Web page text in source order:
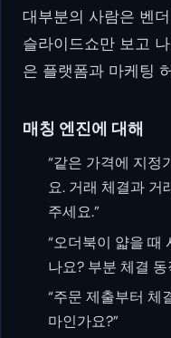
대부분의 사람은 벤
슬라이드쇼만 보고
은 플랫폼과 마케팅
매칭 엔진에 대해
“같은 가격에 지정
요. 거래 체결과 거
주세요.”
“오더북이 얇을 때
나요? 부분 체결
“주문 제출부터 체
마인가요?”